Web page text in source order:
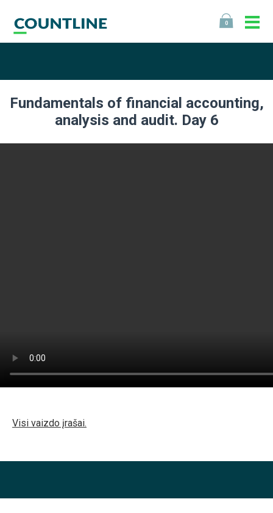
0
Fundamentals of financial accounting,
analysis and audit. Day 6
Visi vaizdo įrašai.